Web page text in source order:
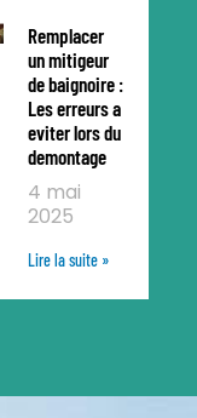
Remplacer
un mitigeur
de baignoire :
Les erreurs a
eviter lors du
demontage
4 mai
2025
Lire la suite »